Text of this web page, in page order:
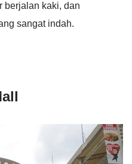
berjalan kaki, dan
sangat indah.